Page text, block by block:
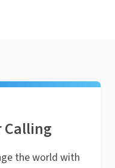
Calling
the world with